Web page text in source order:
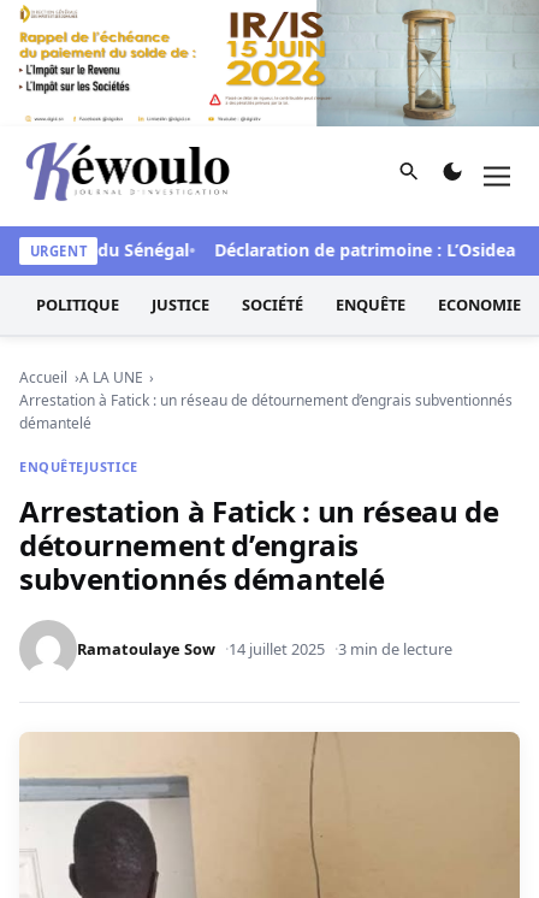
Aller au contenu
Kéwoulo, le premier site d'information et d'investigation
Rechercher
URGENT
faveur du Sénégal Déclaration de patrimoine : L’Osidea salue
POLITIQUE JUSTICE SOCIÉTÉ ENQUÊTE ECONOMIE
Accueil
A LA UNE
Arrestation à Fatick : un réseau de détournement d’engrais subventionnés
démantelé
ENQUÊTEJUSTICE
Arrestation à Fatick : un réseau de
détournement d’engrais
subventionnés démantelé
Ramatoulaye Sow 14 juillet 2025 3 min de lecture